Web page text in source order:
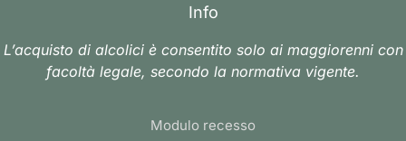
Info
L’acquisto di alcolici è consentito solo ai maggiorenni con
facoltà legale, secondo la normativa vigente.
Modulo recesso